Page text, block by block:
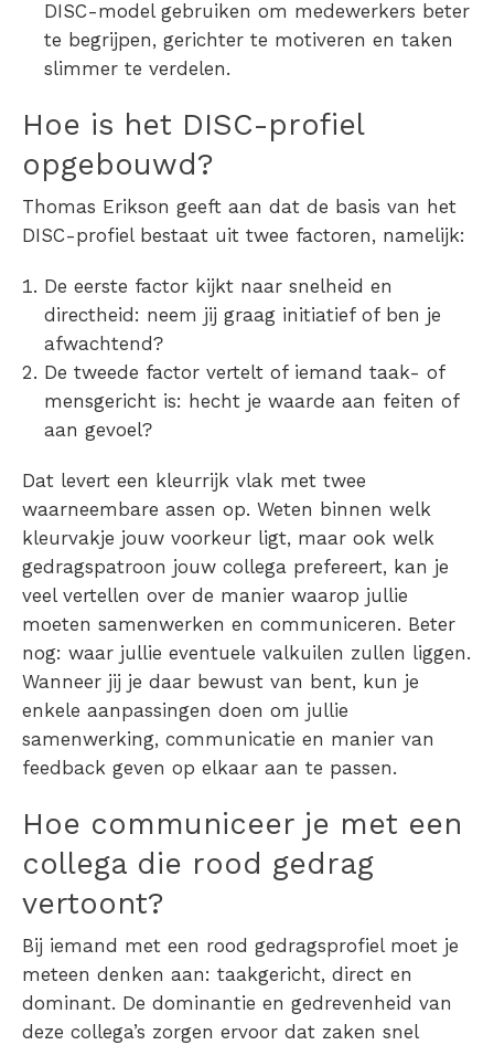
DISC-model gebruiken om medewerkers beter
te begrijpen, gerichter te motiveren en taken
slimmer te verdelen.
Hoe is het DISC-profiel
opgebouwd?
Thomas Erikson geeft aan dat de basis van het
DISC-profiel bestaat uit twee factoren, namelijk:
De eerste factor kijkt naar snelheid en
directheid: neem jij graag initiatief of ben je
afwachtend?
De tweede factor vertelt of iemand taak- of
mensgericht is: hecht je waarde aan feiten of
aan gevoel?
Dat levert een kleurrijk vlak met twee
waarneembare assen op. Weten binnen welk
kleurvakje jouw voorkeur ligt, maar ook welk
gedragspatroon jouw collega prefereert, kan je
veel vertellen over de manier waarop jullie
moeten samenwerken en communiceren. Beter
nog: waar jullie eventuele valkuilen zullen liggen.
Wanneer jij je daar bewust van bent, kun je
enkele aanpassingen doen om jullie
samenwerking, communicatie en manier van
feedback geven op elkaar aan te passen.
Hoe communiceer je met een
collega die rood gedrag
vertoont?
Bij iemand met een rood gedragsprofiel moet je
meteen denken aan: taakgericht, direct en
dominant. De dominantie en gedrevenheid van
deze collega’s zorgen ervoor dat zaken snel